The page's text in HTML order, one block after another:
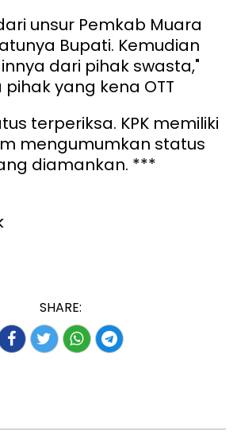
unsur Pemkab Muara
Bupati. Kemudian
dari pihak swasta,"
pihak yang kena OTT
terperiksa. KPK memiliki
mengumumkan status
diamankan. ***
SHARE: